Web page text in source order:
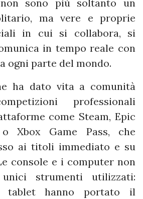
sono più soltanto un
ma vere e proprie
in cui si collabora, si
in tempo reale con
ogni parte del mondo.
ha dato vita a comunità
professionali
come Steam, Epic
Xbox Game Pass, che
ai titoli immediato e su
console e i computer non
strumenti utilizzati:
tablet hanno portato il